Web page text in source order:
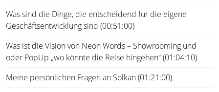
Was sind die Dinge, die entscheidend für die eigene
Geschäftsentwicklung sind (00:51:00)
Was ist die Vision von Neon Words – Showrooming und
oder PopUp „wo könnte die Reise hingehen“ (01:04:10)
Meine persönlichen Fragen an Solkan (01:21:00)